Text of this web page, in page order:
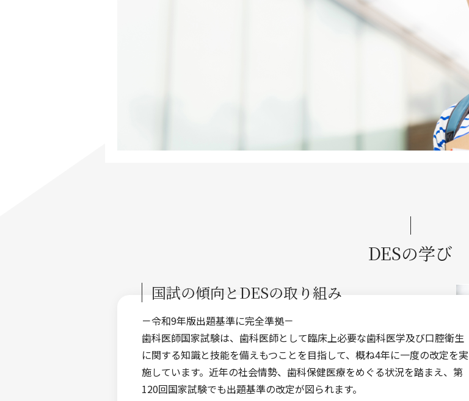
DESの学び
国試の傾向とDESの取り組み
－令和9年版出題基準に完全準拠－
歯科医師国家試験は、歯科医師として臨床上必要な歯科医学及び口腔衛生
に関する知識と技能を備えもつことを目指して、概ね4年に一度の改定を実
施しています。近年の社会情勢、歯科保健医療をめぐる状況を踏まえ、第
120回国家試験でも出題基準の改定が図られます。